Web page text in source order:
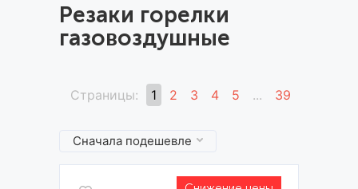
Резаки горелки
газовоздушные
Страницы: 1 2 3 4 5 ... 39
Сначала подешевле